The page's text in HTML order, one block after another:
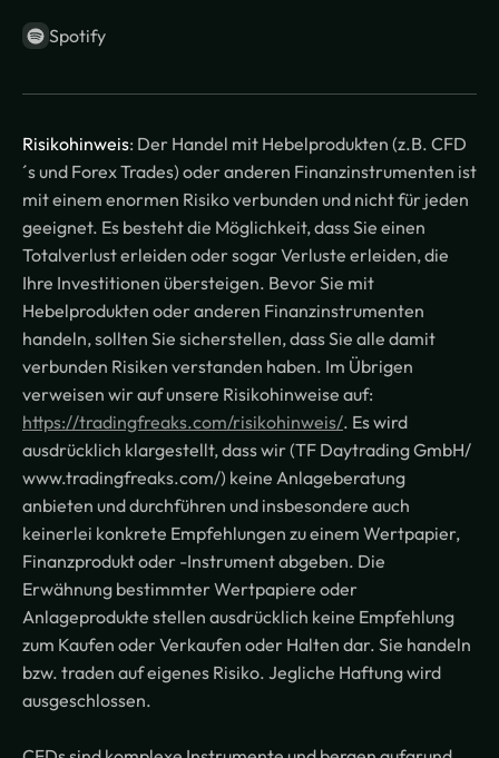
Spotify
Risikohinweis: Der Handel mit Hebelprodukten (z.B. CFD
´s und Forex Trades) oder anderen Finanzinstrumenten ist
mit einem enormen Risiko verbunden und nicht für jeden
geeignet. Es besteht die Möglichkeit, dass Sie einen
Totalverlust erleiden oder sogar Verluste erleiden, die
Ihre Investitionen übersteigen. Bevor Sie mit
Hebelprodukten oder anderen Finanzinstrumenten
handeln, sollten Sie sicherstellen, dass Sie alle damit
verbunden Risiken verstanden haben. Im Übrigen
verweisen wir auf unsere Risikohinweise auf:
https://tradingfreaks.com/risikohinweis/. Es wird
ausdrücklich klargestellt, dass wir (TF Daytrading GmbH/
www.tradingfreaks.com/) keine Anlageberatung
anbieten und durchführen und insbesondere auch
keinerlei konkrete Empfehlungen zu einem Wertpapier,
Finanzprodukt oder -Instrument abgeben. Die
Erwähnung bestimmter Wertpapiere oder
Anlageprodukte stellen ausdrücklich keine Empfehlung
zum Kaufen oder Verkaufen oder Halten dar. Sie handeln
bzw. traden auf eigenes Risiko. Jegliche Haftung wird
ausgeschlossen.